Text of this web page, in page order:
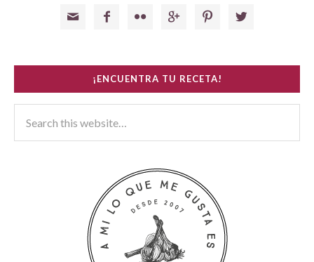
     
¡ENCUENTRA TU RECETA!